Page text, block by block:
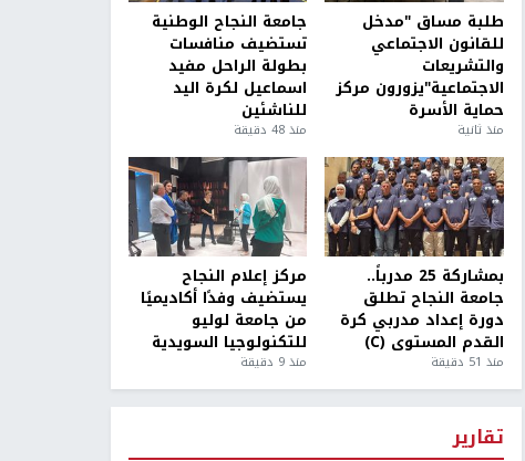
طلبة مساق "مدخل
للقانون الاجتماعي
والتشريعات
الاجتماعية"يزورون مركز
حماية الأسرة
منذ ثانية
جامعة النجاح الوطنية
تستضيف منافسات
بطولة الراحل مفيد
اسماعيل لكرة اليد
للناشئين
منذ 48 دقيقة
بمشاركة 25 مدرباً..
جامعة النجاح تطلق
دورة إعداد مدربي كرة
القدم المستوى (C)
منذ 51 دقيقة
مركز إعلام النجاح
يستضيف وفدًا أكاديميًا
من جامعة لوليو
للتكنولوجيا السويدية
منذ 9 دقيقة
تقارير